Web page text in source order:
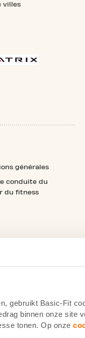
gebruikt Basic-Fit
binnen onze site
tonen. Op onze
villes
générales
conduite du
du fitness